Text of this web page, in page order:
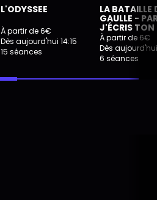
L'ODYSSEE
À partir de 6€
Dès aujourd'hui 14:15
15 séances
LA BATAILLE
GAULLE -
J'ÉCRIS
À partir de 6€
Dès
6 séances